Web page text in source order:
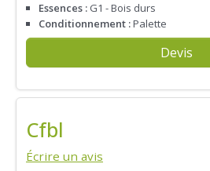
Essences : G1 - Bois durs
Conditionnement :Palette
Devis
Cfbl
Écrire un avis